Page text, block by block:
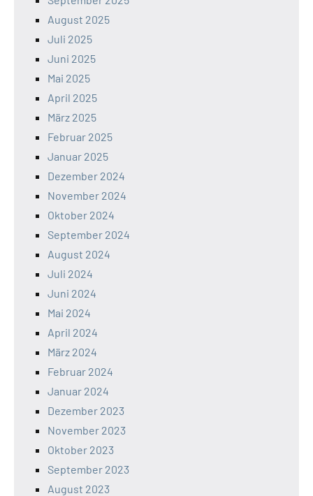
August 2025
Juli 2025
Juni 2025
Mai 2025
April 2025
März 2025
Februar 2025
Januar 2025
Dezember 2024
November 2024
Oktober 2024
September 2024
August 2024
Juli 2024
Juni 2024
Mai 2024
April 2024
März 2024
Februar 2024
Januar 2024
Dezember 2023
November 2023
Oktober 2023
September 2023
August 2023